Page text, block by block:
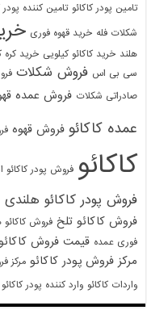
تامین پودر کاکائو تامین کننده پودر
شکلات فله خرید قهوه فوری
هلند خرید کاکائو کیلویی خرید کره
سی بی اس فروش شکلات
صادراتی شکلات فروش عمده
عمده کاکائو فروش قهوه
کاکائو فروش پودر کاکائو
فروش پودر کاکائو هلندی
فروش کاکائو تلخ فروش کاکائو
فوری عمده قیمت فروش
مرکز فروش پودر کاکائو مرکز
واردات کاکائو وارد کننده پودر کاکائو